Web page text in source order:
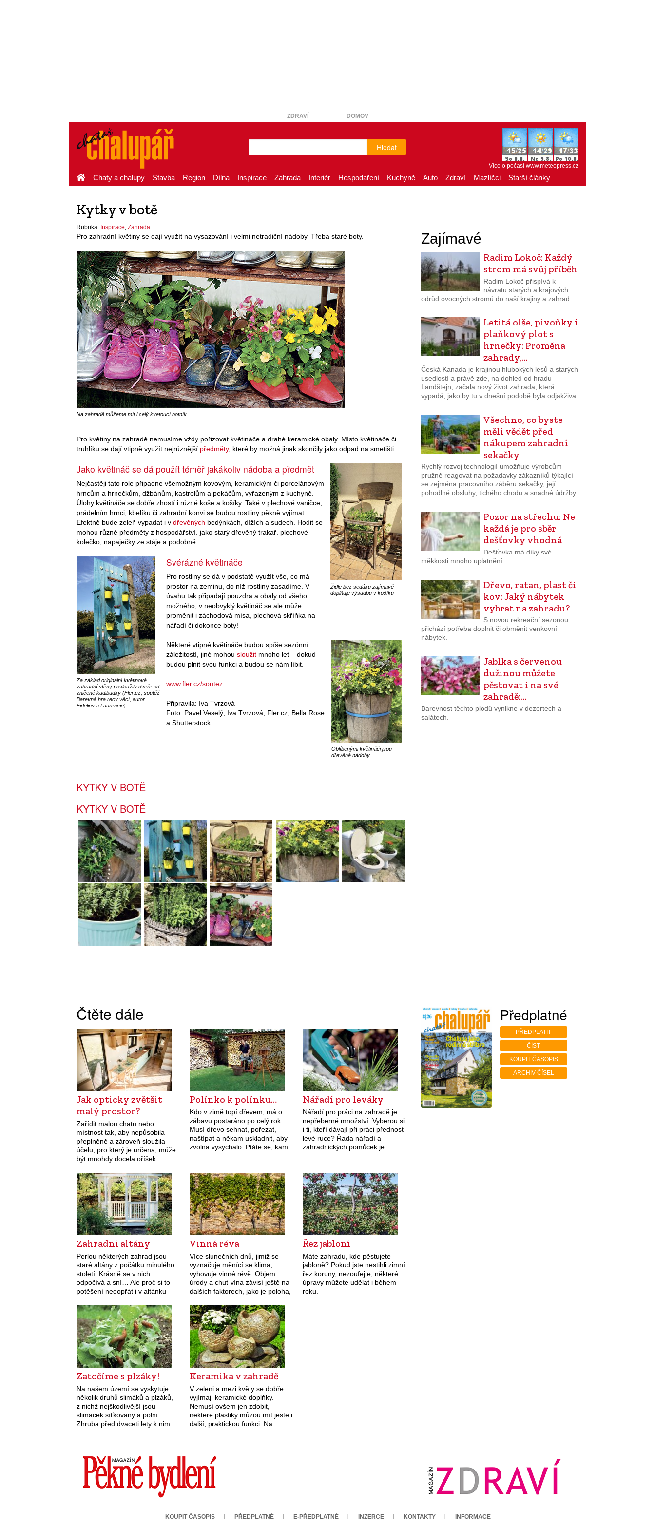
ZDRAVÍ DOMOV
Hledat
Více o počasí www.meteopress.cz
Chaty a chalupy Stavba Region Dílna Inspirace Zahrada Interiér Hospodaření Kuchyně Auto Zdraví Mazlíčci Starší články
Kytky v botě
Rubrika: Inspirace Zahrada
Pro zahradní květiny se dají využít na vysazování i velmi netradiční nádoby. Třeba staré boty.
Na zahradě můžeme mít i celý kvetoucí botník
Pro květiny na zahradě nemusíme vždy pořizovat květináče a drahé keramické obaly. Místo květináče či
truhlíku se dají vtipně využít nejrůznější předměty, které by možná jinak skončily jako odpad na smetišti.
Židle bez sedáku zajímavě
doplňuje výsadbu v košíku
Jako květináč se dá použít téměř jakákoliv nádoba a předmět
Nejčastěji tato role připadne všemožným kovovým, keramickým či porcelánovým
hrncům a hrnečkům, džbánům, kastrolům a pekáčům, vyřazeným z kuchyně.
Úlohy květináče se dobře zhostí i různé koše a košíky. Také v plechové vaničce,
prádelním hrnci, kbelíku či zahradní konvi se budou rostliny pěkně vyjímat.
Efektně bude zeleň vypadat i v dřevěných bedýnkách, dížích a sudech. Hodit se
mohou různé předměty z hospodářství, jako starý dřevěný trakař, plechové
kolečko, napaječky ze stáje a podobně.
Za základ originální květinové
zahradní stěny posloužily dveře od
zničené kadibudky (Fler.cz, soutěž
Barevná hra recy věcí, autor
Fidelius a Laurencie)
Svérázné květináče
Pro rostliny se dá v podstatě využít vše, co má
prostor na zeminu, do níž rostliny zasadíme. V
úvahu tak připadají pouzdra a obaly od všeho
možného, v neobvyklý květináč se ale může
proměnit i záchodová mísa, plechová skříňka na
nářadí či dokonce boty!
Oblíbenými květináči jsou
dřevěné nádoby
Některé vtipné květináče budou spíše sezónní
záležitostí, jiné mohousloužit mnoho let – dokud
budou plnit svou funkci a budou se nám líbit.
www.fler.cz/soutez
Připravila: Iva Tvrzová
Foto: Pavel Veselý, Iva Tvrzová, Fler.cz, Bella Rose
a Shutterstock
KYTKY V BOTĚ
KYTKY V BOTĚ
Zajímavé
Radim Lokoč: Každý
strom má svůj příběh
Radim Lokoč přispívá k
návratu starých a krajových
odrůd ovocných stromů do naší krajiny a zahrad.
Letitá olše, pivoňky i
plaňkový plot s
hrnečky: Proměna
zahrady,…
Česká Kanada je krajinou hlubokých lesů a starých
usedlostí a právě zde, na dohled od hradu
Landštejn, začala nový život zahrada, která
vypadá, jako by tu v dnešní podobě byla odjakživa.
Všechno, co byste
měli vědět před
nákupem zahradní
sekačky
Rychlý rozvoj technologií umožňuje výrobcům
pružně reagovat na požadavky zákazníků týkající
se zejména pracovního záběru sekačky, její
pohodlné obsluhy, tichého chodu a snadné údržby.
Pozor na střechu: Ne
každá je pro sběr
dešťovky vhodná
Dešťovka má díky své
měkkosti mnoho uplatnění.
Dřevo, ratan, plast či
kov: Jaký nábytek
vybrat na zahradu?
S novou rekreační sezonou
přichází potřeba doplnit či obměnit venkovní
nábytek.
Jablka s červenou
dužinou můžete
pěstovat i na své
zahradě:…
Barevnost těchto plodů vynikne v dezertech a
salátech.
Čtěte dále
Jak opticky zvětšit
malý prostor?
Zařídit malou chatu nebo
místnost tak, aby nepůsobila
přeplněně a zároveň sloužila
účelu, pro který je určena, může
být mnohdy docela oříšek.
Polínko k polínku…
Kdo v zimě topí dřevem, má o
zábavu postaráno po celý rok.
Musí dřevo sehnat, pořezat,
naštípat a někam uskladnit, aby
zvolna vysychalo. Ptáte se, kam
Nářadí pro leváky
Nářadí pro práci na zahradě je
nepřeberné množství. Vyberou si
i ti, kteří dávají při práci přednost
levé ruce? Řada nářadí a
zahradnických pomůcek je
nářadí…
Zahradní altány
Perlou některých zahrad jsou
staré altány z počátku minulého
století. Krásně se v nich
odpočívá a sní… Ale proč si to
potěšení nedopřát i v altánku
může stát okrasnou…
Vinná réva
Více slunečních dnů, jimiž se
vyznačuje měnící se klima,
vyhovuje vinné révě. Objem
úrody a chuť vína závisí ještě na
dalších faktorech, jako je poloha,
dodržení postupu výsadby a
následná…
Řez jabloní
Máte zahradu, kde pěstujete
jabloně? Pokud jste nestihli zimní
řez koruny, nezoufejte, některé
úpravy můžete udělat i během
roku.
Zatočíme s plzáky!
Na našem území se vyskytuje
několik druhů slimáků a plzáků,
z nichž nejškodlivější jsou
slimáček síťkovaný a polní.
Zhruba před dvaceti lety k nim
Keramika v zahradě
V zeleni a mezi květy se dobře
vyjímají keramické doplňky.
Nemusí ovšem jen zdobit,
některé plastiky můžou mít ještě i
další, praktickou funkci. Na
Předplatné
PŘEDPLATIT
ČÍST
KOUPIT ČASOPIS
ARCHIV ČÍSEL
KOUPIT ČASOPIS PŘEDPLATNÉ E-PŘEDPLATNÉ INZERCE KONTAKTY INFORMACE